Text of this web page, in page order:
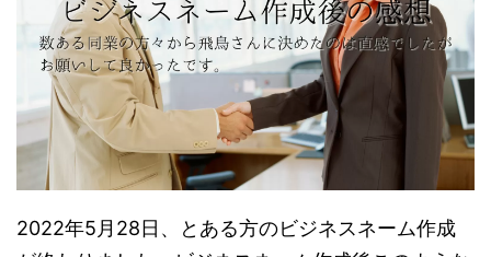
2022年5月28日、とある方のビジネスネーム作成